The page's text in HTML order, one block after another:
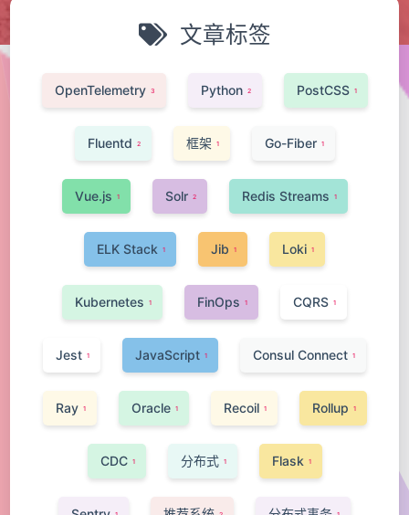
文章标签
OpenTelemetry 3 Python 2 PostCSS 1
Fluentd 2 框架 1 Go-Fiber 1
Vue.js 1 Solr 2 Redis Streams 1
ELK Stack 1 Jib 1 Loki 1
Kubernetes 1 FinOps 1 CQRS 1
Jest 1 JavaScript 1 Consul Connect 1
Ray 1 Oracle 1 Recoil 1 Rollup 1
CDC 1 分布式 1 Flask 1